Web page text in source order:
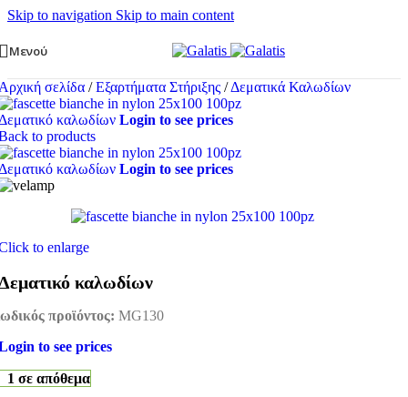
Skip to navigation Skip to main content
Μενού
σελίδα / Εξαρτήματα Στήριξης / Δεματικά Καλωδίων
καλωδίων Login to see prices
to products
καλωδίων Login to see prices
to enlarge
καλωδίων
προϊόντος: MG130
to see prices
1 σε απόθεμα